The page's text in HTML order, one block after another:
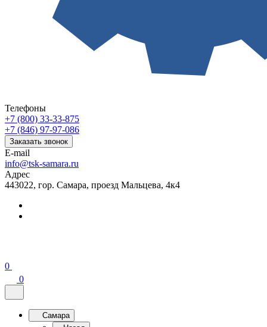
Телефоны
+7 (800) 33-33-875
+7 (846) 97-97-086
Заказать звонок
E-mail
info@tsk-samara.ru
Адрес
443022, гор. Самара, проезд Мальцева, 4к4
0
0
Самара